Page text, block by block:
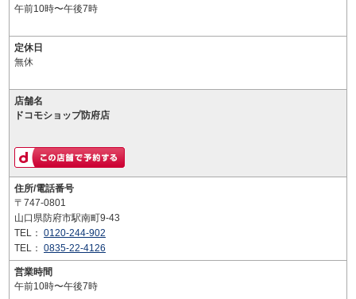
午前10時〜午後7時
定休日
無休
店舗名
ドコモショップ防府店
住所/電話番号
〒747-0801
山口県防府市駅南町9-43
TEL： 0120-244-902
TEL： 0835-22-4126
営業時間
午前10時〜午後7時